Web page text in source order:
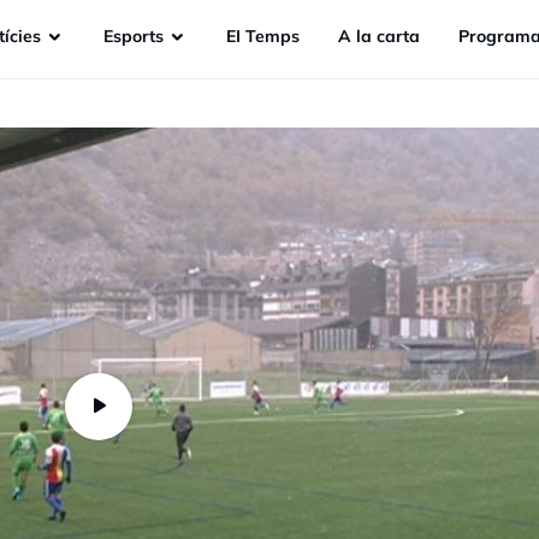
Esports EI Temps A la carta